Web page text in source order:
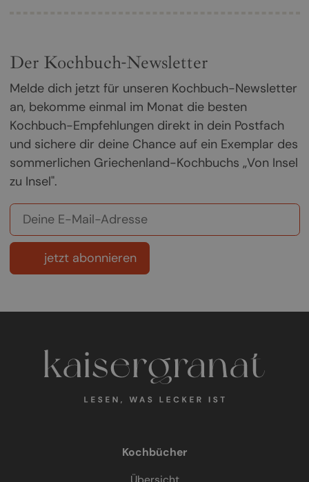
Der Kochbuch-Newsletter
Melde dich jetzt für unseren Kochbuch-Newsletter
an, bekomme einmal im Monat die besten
Kochbuch-Empfehlungen direkt in dein Postfach
und sichere dir deine Chance auf ein Exemplar des
sommerlichen Griechenland-Kochbuchs „Von Insel
zu Insel".
jetzt abonnieren
Kochbücher